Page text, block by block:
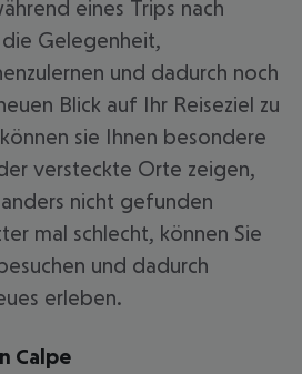
eines Trips nach
Gelegenheit,
und dadurch noch
Blick auf Ihr Reiseziel zu
sie Ihnen besondere
versteckte Orte zeigen,
nicht gefunden
mal schlecht, können Sie
und dadurch
erleben.
Calpe